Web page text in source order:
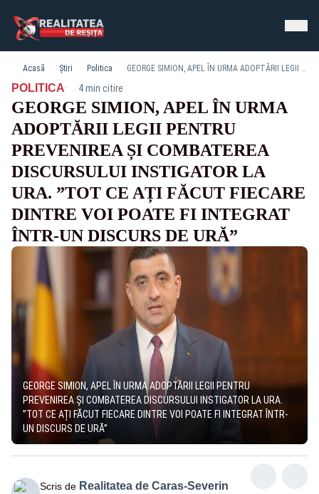
Acasă Știri Politica GEORGE SIMION, APEL ÎN URMA ADOPTĂRII LEGII PENTRU PREVENIREA ȘI COMBATEREA DISCURSULUI INSTIGATOR LA URA. ”TOT CE AȚI FĂCUT FIECARE DINTRE VOI POATE FI INTEGRAT ÎNTR-UN DISCURS DE URĂ”
POLITICA· 4 min citire
GEORGE SIMION, APEL ÎN URMA
ADOPTĂRII LEGII PENTRU
PREVENIREA ȘI COMBATEREA
DISCURSULUI INSTIGATOR LA
URA. ”TOT CE AȚI FĂCUT FIECARE
DINTRE VOI POATE FI INTEGRAT
ÎNTR-UN DISCURS DE URĂ”
GEORGE SIMION, APEL ÎN URMA ADOPTĂRII LEGII PENTRU
PREVENIREA ȘI COMBATEREA DISCURSULUI INSTIGATOR LA URA.
”TOT CE AȚI FĂCUT FIECARE DINTRE VOI POATE FI INTEGRAT ÎNTR-
UN DISCURS DE URĂ”
Scris de Realitatea de Caras-Severin